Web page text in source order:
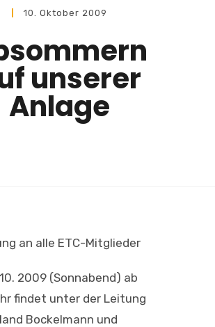
10. Oktober 2009
unserer
Anlage
an alle ETC-Mitglieder
2009 (Sonnabend) ab
findet unter der Leitung
Bockelmann und